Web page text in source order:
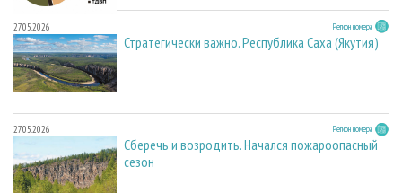
27.05.2026 Регион номера
Стратегически важно. Республика Саха (Якутия)
27.05.2026 Регион номера
Сберечь и возродить. Начался пожароопасный
сезон